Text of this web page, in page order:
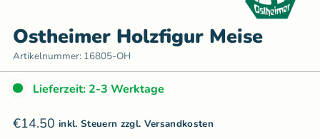
Ostheimer Holzfigur Meise
Artikelnummer: 16805-OH
Lieferzeit: 2-3 Werktage
€14.50 inkl. Steuern zzgl. Versandkosten